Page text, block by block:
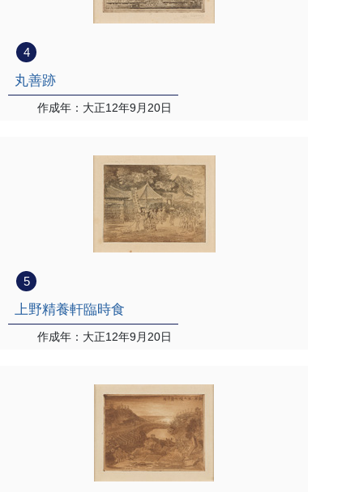
4
丸善跡
作成年：大正12年9月20日
5
上野精養軒臨時食
作成年：大正12年9月20日